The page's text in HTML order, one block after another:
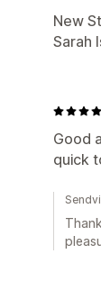
New
Sarah
Good
quick